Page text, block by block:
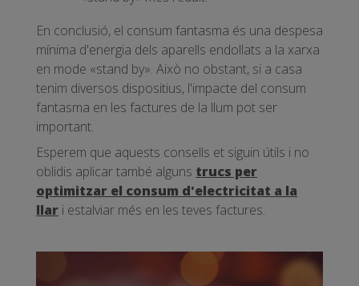
En conclusió, el consum fantasma és una despesa
mínima d'energia dels aparells endollats a la xarxa
en mode «stand by». Això no obstant, si a casa
tenim diversos dispositius, l'impacte del consum
fantasma en les factures de la llum pot ser
important.
Esperem que aquests consells et siguin útils i no
oblidis aplicar també alguns trucs per
optimitzar el consum d'electricitat a la
llar i estalviar més en les teves factures.